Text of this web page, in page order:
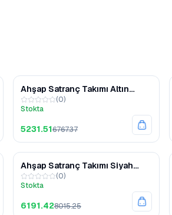
Ahşap Satranç Takımı Altın
Gümüş Metal Taşlı MERKP30G
(0)
Stokta
5231.516767.37
Ahşap Satranç Takımı Siyah
Gümüş Metal Taşlı MERKP36S
(0)
Stokta
6191.428015.25